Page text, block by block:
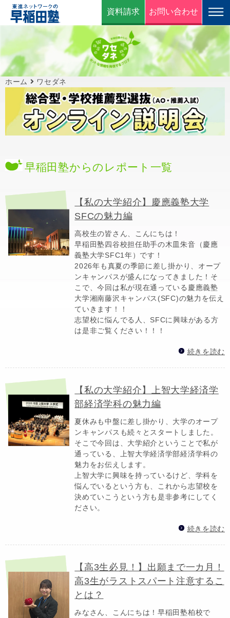
資料請求 お問い合わせ
ホーム ワセダネ
早稲田塾からのレポート一覧
【私の大学紹介】慶應義塾大学
SFCの魅力編
高校生の皆さん、こんにちは！
早稲田塾四谷校担任助手の木皿朱音（慶應
義塾大学SFC1年）です！
2026年も真夏の季節に差し掛かり、オープ
ンキャンパスが盛んになってきました！そ
こで、今回は私が現在通っている慶應義塾
大学湘南藤沢キャンパス(SFC)の魅力を伝え
ていきます！！
志望校に悩んでる人、SFCに興味がある方
は是非ご覧ください！！！
続きを読む
【私の大学紹介】上智大学経済学
部経済学科の魅力編
夏休みも中盤に差し掛かり、大学のオープ
ンキャンパスも続々とスタートしました。
そこで今回は、大学紹介ということで私が
通っている、上智大学経済学部経済学科の
魅力をお伝えします。
上智大学に興味を持っているけど、学科を
悩んでいるという方も、これから志望校を
決めていこうという方も是非参考にしてく
ださい。
続きを読む
【高3生必見！】出願まで一カ月！
高3生がラストスパート注意するこ
とは？
みなさん、こんにちは！早稲田塾柏校で